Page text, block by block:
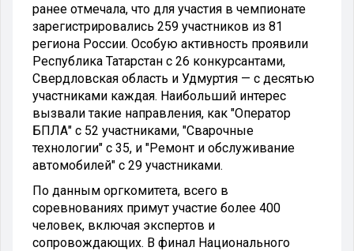
ранее отмечала, что для участия в чемпионате
зарегистрировались 259 участников из 81
региона России. Особую активность проявили
Республика Татарстан с 26 конкурсантами,
Свердловская область и Удмуртия — с десятью
участниками каждая. Наибольший интерес
вызвали такие направления, как "Оператор
БПЛА" с 52 участниками, "Сварочные
технологии" с 35, и "Ремонт и обслуживание
автомобилей" с 29 участниками.
По данным оргкомитета, всего в
соревнованиях примут участие более 400
человек, включая экспертов и
сопровождающих. В финал Национального